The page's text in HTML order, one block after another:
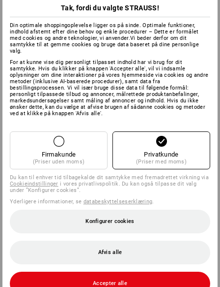
Tak, fordi du valgte STRAUSS!
Din optimale shoppingoplevelse ligger os på sinde. Optimale funktioner,
indhold afstemt efter dine behov og enkle procedurer – Dette er formålet
med cookies og andre teknologier, vi anvender.Vi beder derfor om dit
samtykke til at gemme cookies og bruge data baseret på dine personlige
valg.
For at kunne vise dig personligt tilpasset indhold har vi brug for dit
samtykke. Hvis du klikker på knappen 'Accepter alle', vil vi indsamle
oplysninger om dine interaktioner på vores hjemmeside via cookies og andre
metoder (inklusive AI-baserede procedurer), samt data fra
bestillingsprocessen. Vi vil især bruge disse data til følgende formål:
personligt tilpassede tilbud og annoncer, målrettede produktanbefalinger,
markedsundersøgelser samt måling af annoncer og indhold. Hvis du ikke
ønsker dette, kan du vælge at afvise brugen af sådanne cookies og metoder
ved at klikke på knappen 'Afvis alle'.
Firmakunde
(Priser uden moms)
Privatkunde
(Priser med moms)
Du kan til enhver tid tilbagekalde dit samtykke med fremadrettet virkning via
Cookieindstillinger i vores privatlivspolitik. Du kan også tilpasse dit valg
under ”Konfigurer cookies”.
Yderligere informationer, se databeskyttelseserklæring
Konfigurer cookies
Afvis alle
Accepter alle